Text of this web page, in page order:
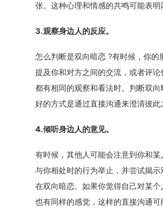
张。这种心理和情感的共鸣可能表明
3.观察身边人的反应。
怎么判断是双向暗恋 ?有时候，你
提及你和对方之间的交流，或者评
都有相同的观察和看法时。判断双
好的方式是通过直接沟通来澄清彼此
4.倾听身边人的意见。
有时候，其他人可能会注意到你和
与你相处时的行为举止，并尝试揭
在双向暗恋。如果你觉得自己对某
也有同样的感觉，这样的直接沟通可